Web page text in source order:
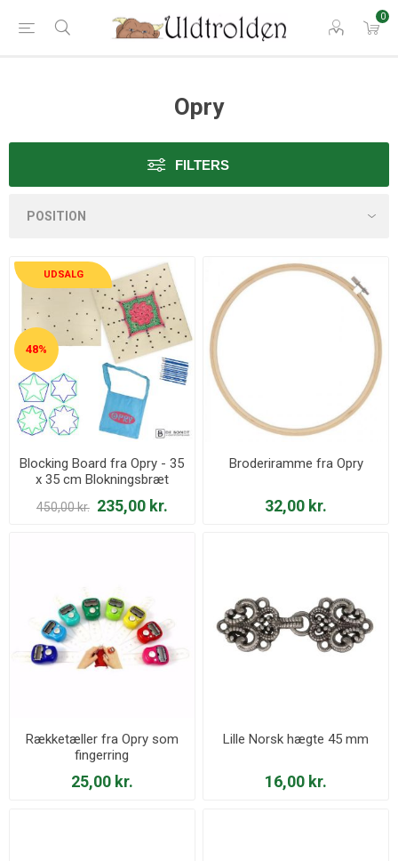
0
Opry
FILTERS
UDSALG
48%
Blocking Board fra Opry - 35
x 35 cm Blokningsbræt
450,00 kr. 235,00 kr.
Broderiramme fra Opry
32,00 kr.
Rækketæller fra Opry som
fingerring
25,00 kr.
Lille Norsk hægte 45 mm
16,00 kr.